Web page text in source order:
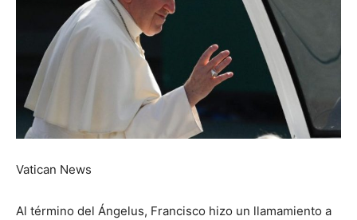
Vatican News
Al término del Ángelus, Francisco hizo un llamamiento a